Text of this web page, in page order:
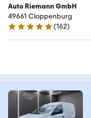
Auto Riemann GmbH
49661 Cloppenburg
5 Sterne
(162)